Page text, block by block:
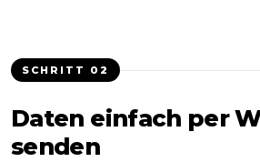
SCHRITT 02
Daten einfach per
senden